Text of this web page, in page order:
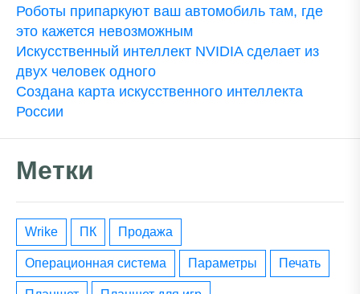
Роботы припаркуют ваш автомобиль там, где
это кажется невозможным
Искусственный интеллект NVIDIA сделает из
двух человек одного
Создана карта искусственного интеллекта
России
Метки
wrike ПК Продажа
операционная система параметры печать